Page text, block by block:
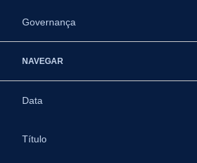
Governança
NAVEGAR
Data
Título